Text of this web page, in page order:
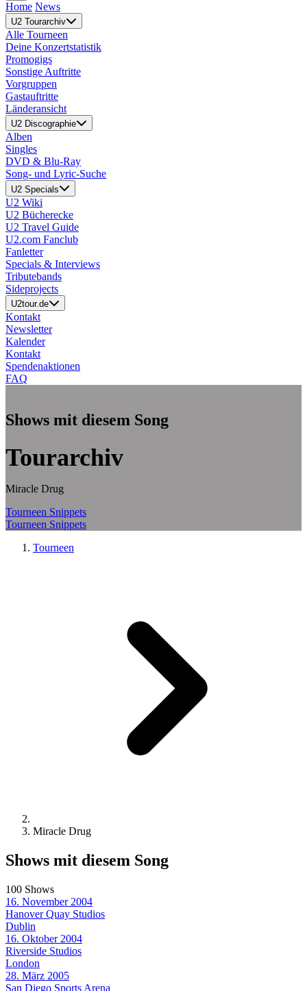
Home News
U2 Tourarchiv
Alle Tourneen
Deine Konzertstatistik
Promogigs
Sonstige Auftritte
Vorgruppen
Gastauftritte
Länderansicht
U2 Discographie
Alben
Singles
DVD & Blu-Ray
Song- und Lyric-Suche
U2 Specials
U2 Wiki
U2 Bücherecke
U2 Travel Guide
U2.com Fanclub
Fanletter
Specials & Interviews
Tributebands
Sideprojects
U2tour.de
Kontakt
Newsletter
Kalender
Kontakt
Spendenaktionen
FAQ
Shows mit diesem Song
Tourarchiv
Miracle Drug
Tourneen Snippets
Tourneen Snippets
Tourneen
Miracle Drug
Shows mit diesem Song
100 Shows
16. November 2004
Hanover Quay Studios
Dublin
16. Oktober 2004
Riverside Studios
London
28. März 2005
San Diego Sports Arena